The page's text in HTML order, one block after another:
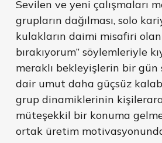
Sevilen ve yeni çalışmaları
grupların dağılması, solo
kulakların daimi misafiri
bırakıyorum” söylemleriyle
meraklı bekleyişlerin bir gün
dair umut daha güçsüz
grup dinamiklerinin
müteşekkil bir konuma
ortak üretim